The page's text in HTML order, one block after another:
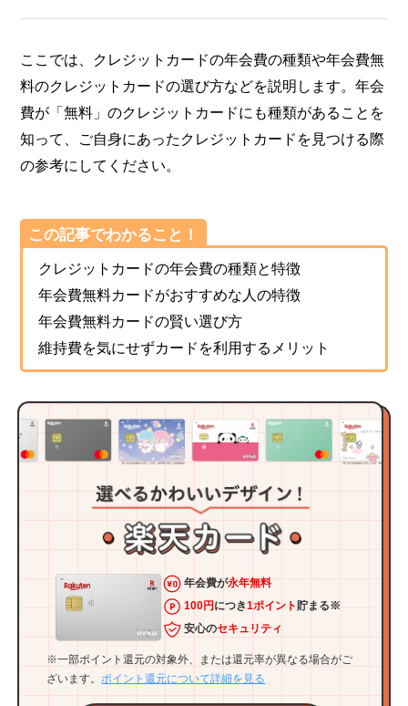
ここでは、クレジットカードの年会費の種類や年会費無
料のクレジットカードの選び方などを説明します。年会
費が「無料」のクレジットカードにも種類があることを
知って、ご自身にあったクレジットカードを見つける際
の参考にしてください。
この記事でわかること！
クレジットカードの年会費の種類と特徴
年会費無料カードがおすすめな人の特徴
年会費無料カードの賢い選び方
維持費を気にせずカードを利用するメリット
年会費が永年無料
100円につき1ポイント 貯まる※
安心のセキュリティ
※一部ポイント還元の対象外、または還元率が異なる場合がご
ざいます。ポイント還元について詳細を見る